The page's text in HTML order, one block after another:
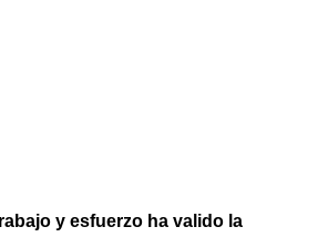
y esfuerzo ha valido la